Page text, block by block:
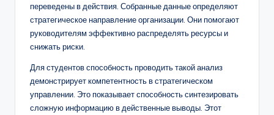
переведены в действия. Собранные данные определяют
стратегическое направление организации. Они помогают
руководителям эффективно распределять ресурсы и
снижать риски.
Для студентов способность проводить такой анализ
демонстрирует компетентность в стратегическом
управлении. Это показывает способность синтезировать
сложную информацию в действенные выводы. Этот